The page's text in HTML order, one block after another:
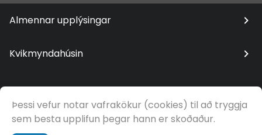
Almennar upplýsingar
Kvikmyndahúsin
© Samfilm
Þessi vefur notar vafrakökur (cookies) til að tryggja
sem besta upplifun þegar hann er skoðaður.